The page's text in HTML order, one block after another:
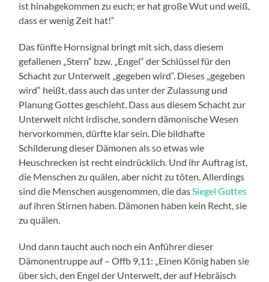
ist hinabgekommen zu euch; er hat große Wut und weiß,
dass er wenig Zeit hat!“
Das fünfte Hornsignal bringt mit sich, dass diesem
gefallenen „Stern“ bzw. „Engel“ der Schlüssel für den
Schacht zur Unterwelt „gegeben wird“. Dieses „gegeben
wird“ heißt, dass auch das unter der Zulassung und
Planung Gottes geschieht. Dass aus diesem Schacht zur
Unterwelt nicht irdische, sondern dämonische Wesen
hervorkommen, dürfte klar sein. Die bildhafte
Schilderung dieser Dämonen als so etwas wie
Heuschrecken ist recht eindrücklich. Und ihr Auftrag ist,
die Menschen zu quälen, aber nicht zu töten. Allerdings
sind die Menschen ausgenommen, die dasSiegel Gottes
auf ihren Stirnen haben. Dämonen haben kein Recht, sie
zu quälen.
Und dann taucht auch noch ein Anführer dieser
Dämonentruppe auf – Offb 9,11: „Einen König haben sie
über sich, den Engel der Unterwelt, der auf Hebräisch